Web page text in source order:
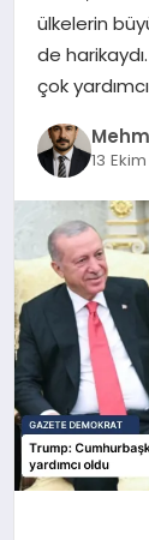
DÜNYA
YAŞAM
ülkelerin
de
çok
13